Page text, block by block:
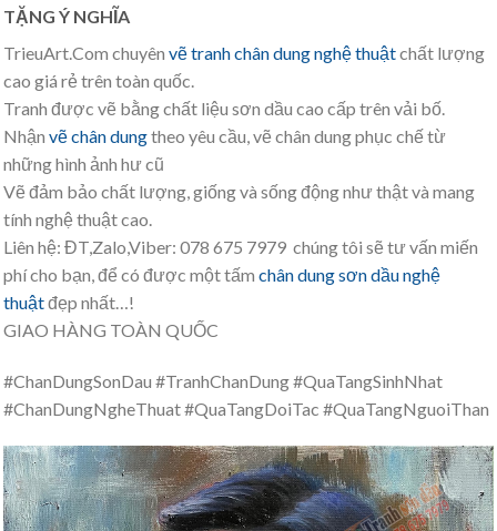
TẶNG Ý NGHĨA
TrieuArt.Com chuyên vẽ tranh chân dung nghệ thuậtchất lượng
cao giá rẻ trên toàn quốc.
Tranh được vẽ bằng chất liệu sơn dầu cao cấp trên vải bố.
Nhận vẽ chân dungtheo yêu cầu, vẽ chân dung phục chế từ
những hình ảnh hư cũ
Vẽ đảm bảo chất lượng, giống và sống động như thật và mang
tính nghệ thuật cao.
Liên hệ: ĐT,Zalo,Viber: 078 675 7979 chúng tôi sẽ tư vấn miến
phí cho bạn, để có được một tấm chân dung sơn dầu nghệ
thuậtđẹp nhất…!
GIAO HÀNG TOÀN QUỐC
#ChanDungSonDau #TranhChanDung #QuaTangSinhNhat
#ChanDungNgheThuat #QuaTangDoiTac #QuaTangNguoiThan